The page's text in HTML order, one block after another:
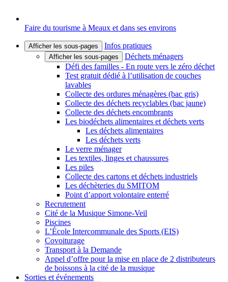
Faire du tourisme à Meaux et dans ses environs
Afficher les sous-pages Infos pratiques
Afficher les sous-pages
Déchets ménagers
Défi des familles - En route vers le zéro déchet
Test gratuit dédié à l’utilisation de couches
lavables
Collecte des ordures ménagères (bac gris)
Collecte des déchets recyclables (bac jaune)
Collecte des déchets encombrants
Les biodéchets alimentaires et déchets verts
Les déchets alimentaires
Les déchets verts
Le verre ménager
Les textiles, linges et chaussures
Les piles
Collecte des cartons et déchets industriels
Les déchèteries du SMITOM
Point d’apport volontaire enterré
Recrutement
Cité de la Musique Simone-Veil
Piscines
L’École Intercommunale des Sports (EIS)
Covoiturage
Transport à la Demande
Appel d’offre pour la mise en place de 2 distributeurs
de boissons à la cité de la musique
Sorties et événements